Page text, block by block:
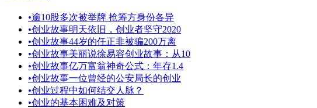
•逾10股多次被举牌 抢筹方身份各异
•创业故事明天依旧，创业者坚守2020
•创业故事44岁的任正非被骗200万离
•创业故事美丽说徐易容创业故事：从10
•创业故事亿万富翁神奇公式：年存1.4
•创业故事一位曾经的公安局长的创业
•创业过程中如何结交人脉？
•创业的基本困难及对策